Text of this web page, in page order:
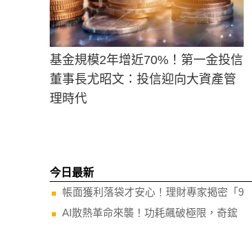
基金規模2年增近70%！第一金投信
董事長尤昭文：投信迎向大資產管
理時代
今日最新
帳面獲利落袋才安心！理財專家揭密「9
AI散熱革命來襲！功耗飆破極限，奇鋐